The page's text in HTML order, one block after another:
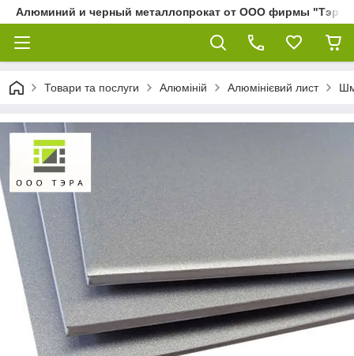
Алюминий и черный металлопрокат от ООО фирмы "Тэра"
Товари та послуги Алюміній Алюмінієвий лист